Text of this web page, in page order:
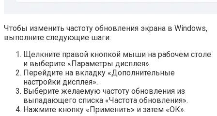
Чтобы изменить частоту обновления экрана в Windows,
выполните следующие шаги:
Щелкните правой кнопкой мыши на рабочем столе
и выберите «Параметры дисплея».
Перейдите на вкладку «Дополнительные
настройки дисплея».
Выберите желаемую частоту обновления из
выпадающего списка «Частота обновления».
Нажмите кнопку «Применить» и затем «ОК».